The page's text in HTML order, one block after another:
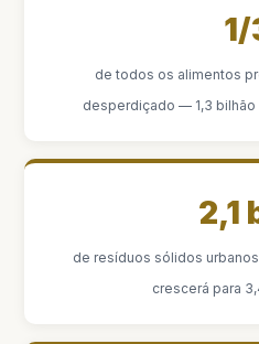
1/
de todos os alimentos
desperdiçado — 1,3 bilhão
2,1
de resíduos sólidos
crescerá para